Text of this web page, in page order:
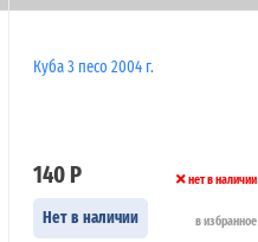
Куба 3 песо 2004 г.
140 Р нет в наличии
Нет в наличии в избранное